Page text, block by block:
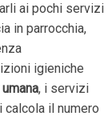
ai pochi servizi
in parrocchia,
igieniche
, i servizi
il numero